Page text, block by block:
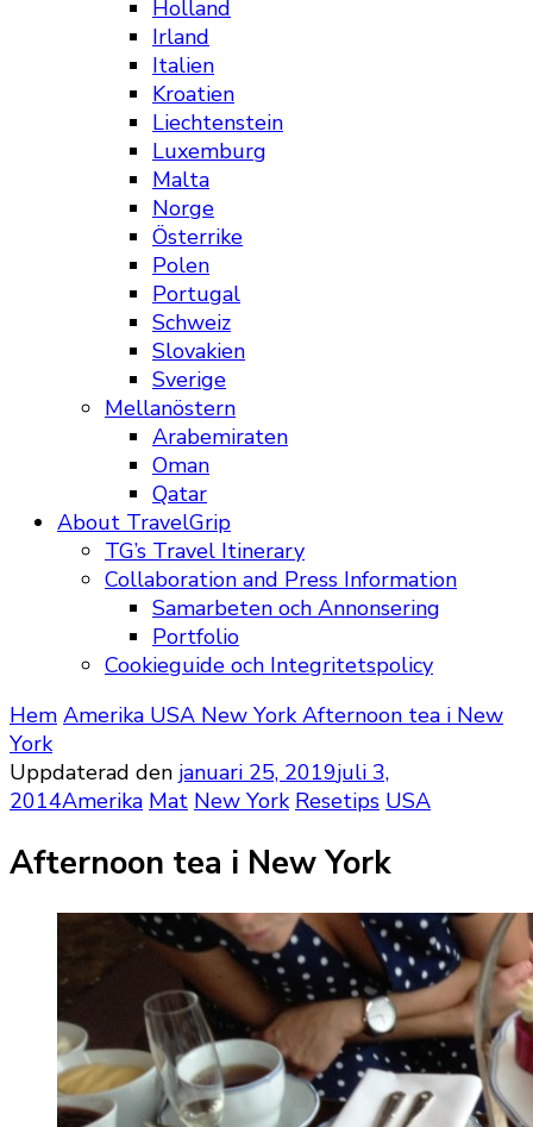
Holland
Irland
Italien
Kroatien
Liechtenstein
Luxemburg
Malta
Norge
Österrike
Polen
Portugal
Schweiz
Slovakien
Sverige
Mellanöstern
Arabemiraten
Oman
Qatar
About TravelGrip
TG’s Travel Itinerary
Collaboration and Press Information
Samarbeten och Annonsering
Portfolio
Cookieguide och Integritetspolicy
Hem Amerika USA New YorkAfternoon tea i New
York
Uppdaterad den januari 25, 2019juli 3,
2014Amerika Mat New York Resetips USA
Afternoon tea i New York